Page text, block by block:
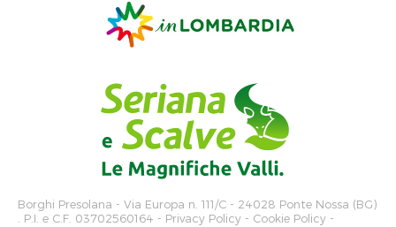
Borghi Presolana - Via Europa n. 111/C - 24028 Ponte Nossa (BG)
. P.I. e C.F. 03702560164 - Privacy Policy - Cookie Policy -